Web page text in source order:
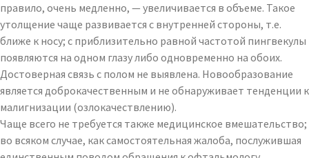
правило, очень медленно, — увеличивается в объеме. Такое
утолщение чаще развивается с внутренней стороны, т.е.
ближе к носу; с приблизительно равной частотой пингвекулы
появляются на одном глазу либо одновременно на обоих.
Достоверная связь с полом не выявлена. Новообразование
является доброкачественным и не обнаруживает тенденции к
малигнизации (озлокачествлению).
Чаще всего не требуется также медицинское вмешательство;
во всяком случае, как самостоятельная жалоба, послужившая